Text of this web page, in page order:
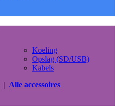
Koeling
Opslag (SD/USB)
Kabels
| Alle accessoires